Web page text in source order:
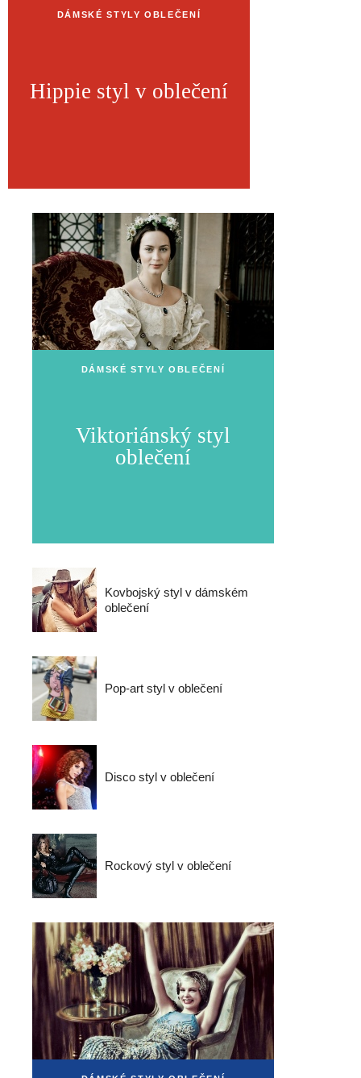
DÁMSKÉ STYLY OBLEČENÍ
Hippie styl v oblečení
DÁMSKÉ STYLY OBLEČENÍ
Viktoriánský styl
oblečení
Kovbojský styl v dámském
oblečení
Pop-art styl v oblečení
Disco styl v oblečení
Rockový styl v oblečení